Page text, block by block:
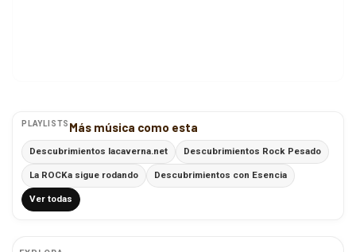
PLAYLISTS Más música como esta
Descubrimientos lacaverna.net Descubrimientos Rock Pesado
La ROCKa sigue rodando Descubrimientos con Esencia
Ver todas